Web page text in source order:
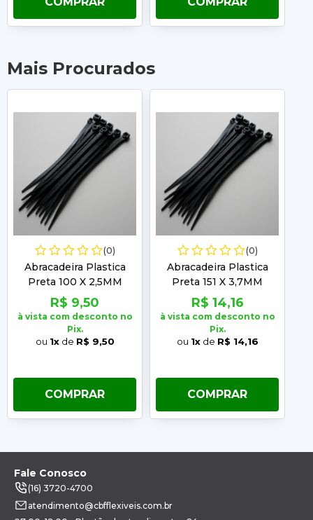
Mais Procurados
(0)
Abracadeira Plastica
Preta 100 X 2,5MM
Embalagem com 100
Unidades Frontec
R$ 9,50
à vista com desconto no
Pix.
ou 1xde R$ 9,50
COMPRAR
(0)
Abracadeira Plastica
Preta 151 X 3,7MM
Embalagem com 100
Unidades Frontec
R$ 14,16
à vista com desconto no
Pix.
ou 1xde R$ 14,16
COMPRAR
Fale Conosco
(16) 3720-4700
atendimento@cbfflexiveis.com.br